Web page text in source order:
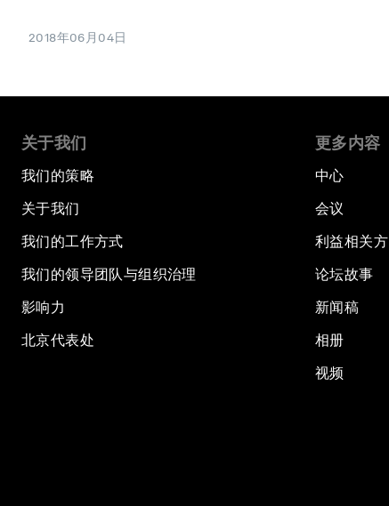
2018年06月04日
关于我们
我们的策略
关于我们
我们的工作方式
我们的领导团队与组织治理
影响力
北京代表处
更多内容
中心
会议
利益相关方
论坛故事
新闻稿
相册
视频